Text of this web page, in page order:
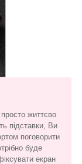
життєво
підставки, Ви
поговорити
буде
екран